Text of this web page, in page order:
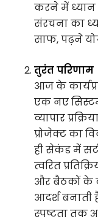
करने में ध्यान
संरचना का
साफ, पढ़ने
तुरंत परिणाम
आज के
एक नए सिस्टम
व्यापार
प्रोजेक्ट का
ही सेकंड में
त्वरित
और बैठकों के
आदर्श
स्पष्टता तक